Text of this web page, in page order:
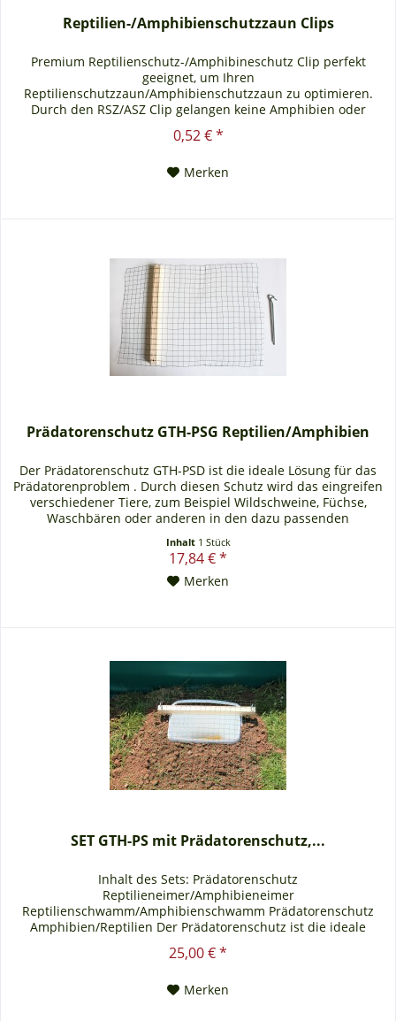
Reptilien-/Amphibienschutzzaun Clips
Premium Reptilienschutz-/Amphibineschutz Clip perfekt
geeignet, um Ihren
Reptilienschutzzaun/Amphibienschutzzaun zu optimieren.
Durch den RSZ/ASZ Clip gelangen keine Amphibien oder
Reptilien durch die Ösen des Reptilien- und
Amphibienschutzzaun Material: Hartkunststoff Größe:
0,52 € *
Merken
Prädatorenschutz GTH-PSG Reptilien/Amphibien
Der Prädatorenschutz GTH-PSD ist die ideale Lösung für das
Prädatorenproblem . Durch diesen Schutz wird das eingreifen
verschiedener Tiere, zum Beispiel Wildschweine, Füchse,
Waschbären oder anderen in den dazu passenden
verhinderte Eingreifen ist im Bereich des Natur- und
Tierschutzes unabdinglich. Der Prädatorenschutz ist...
Inhalt 1 Stück
17,84 € *
Merken
SET GTH-PS mit Prädatorenschutz,...
Inhalt des Sets: Prädatorenschutz
Reptilieneimer/Amphibieneimer
Reptilienschwamm/Amphibienschwamm Prädatorenschutz
Amphibien/Reptilien Der Prädatorenschutz ist die ideale
Lösung für das Prädatorenproblem . Durch diesen Schutz wird
das eingreifen verschiedener Tiere, zum Beispiel
passenden Reptilieneimer/Amphibieneimer...
25,00 € *
Merken